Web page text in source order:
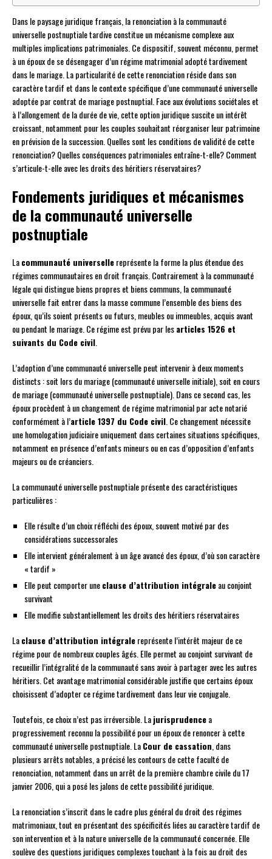
Dans le paysage juridique français, la renonciation à la communauté
universelle postnuptiale tardive constitue un mécanisme complexe aux
multiples implications patrimoniales. Ce dispositif, souvent méconnu, permet
à un époux de se désengager d’un régime matrimonial adopté tardivement
dans le mariage. La particularité de cette renonciation réside dans son
caractère tardif et dans le contexte spécifique d’une communauté universelle
adoptée par contrat de mariage postnuptial. Face aux évolutions sociétales et
à l’allongement de la durée de vie, cette option juridique suscite un intérêt
croissant, notamment pour les couples souhaitant réorganiser leur patrimoine
en prévision de la succession. Quelles sont les conditions de validité de cette
renonciation? Quelles conséquences patrimoniales entraîne-t-elle? Comment
s’articule-t-elle avec les droits des héritiers réservataires?
Fondements juridiques et mécanismes
de la communauté universelle
postnuptiale
Lacommunauté universellereprésente la forme la plus étendue des
régimes communautaires en droit français. Contrairement à la communauté
légale qui distingue biens propres et biens communs, la communauté
universelle fait entrer dans la masse commune l’ensemble des biens des
époux, qu’ils soient présents ou futurs, meubles ou immeubles, acquis avant
ou pendant le mariage. Ce régime est prévu par lesarticles 1526 et
suivants du Code civil
L’adoption d’une communauté universelle peut intervenir à deux moments
distincts : soit lors du mariage (communauté universelle initiale), soit en cours
de mariage (communauté universelle postnuptiale). Dans ce second cas, les
époux procèdent à un changement de régime matrimonial par acte notarié
conformément à l’article 1397 du Code civil . Ce changement nécessite
une homologation judiciaire uniquement dans certaines situations spécifiques,
notamment en présence d’enfants mineurs ou en cas d’opposition d’enfants
majeurs ou de créanciers.
La communauté universelle postnuptiale présente des caractéristiques
particulières :
Elle résulte d’un choix réfléchi des époux, souvent motivé par des
considérations successorales
Elle intervient généralement à un âge avancé des époux, d’où son caractère
« tardif »
Elle peut comporter uneclause d’attribution intégraleau conjoint
survivant
Elle modifie substantiellement les droits des héritiers réservataires
Laclause d’attribution intégralereprésente l’intérêt majeur de ce
régime pour de nombreux couples âgés. Elle permet au conjoint survivant de
recueillir l’intégralité de la communauté sans avoir à partager avec les autres
héritiers. Cet avantage matrimonial considérable justifie que certains époux
choisissent d’adopter ce régime tardivement dans leur vie conjugale.
Toutefois, ce choix n’est pas irréversible. Lajurisprudencea
progressivement reconnu la possibilité pour un époux de renoncer à cette
communauté universelle postnuptiale. LaCour de cassation , dans
plusieurs arrêts notables, a précisé les contours de cette faculté de
renonciation, notamment dans un arrêt de la première chambre civile du 17
janvier 2006, qui a posé les jalons de cette possibilité juridique.
La renonciation s’inscrit dans le cadre plus général du droit des régimes
matrimoniaux, tout en présentant des spécificités liées au caractère tardif de
son intervention et à la nature universelle de la communauté concernée. Elle
soulève des questions juridiques complexes touchant à la fois au droit des